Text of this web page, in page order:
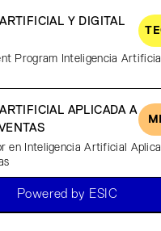
Y DIGITAL
Program Inteligencia
APLICADA A
en Inteligencia Artificial
Powered by ESIC